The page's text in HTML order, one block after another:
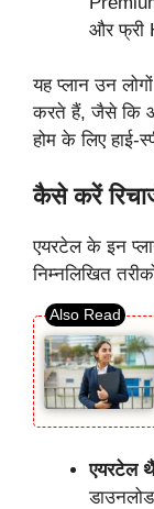
और फ्री
यह प्लान उन
करते हैं, जैसे कि
होम के लिए हाई-
कैसे करें
एयरटेल के इन
निम्नलिखित
एयरटेल